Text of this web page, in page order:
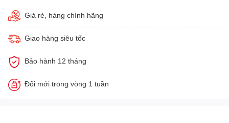
Giá rẻ, hàng chính hãng
Giao hàng siêu tốc
Bảo hành 12 tháng
Đổi mới trong vòng 1 tuần